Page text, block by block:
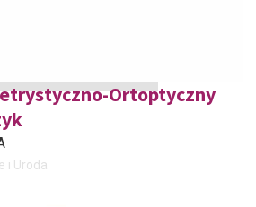
Ortoptyczny
i Uroda